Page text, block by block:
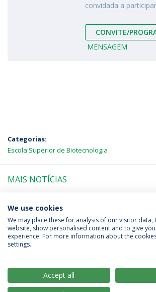
convidada a
CONVITE/
MENSAGEM
Categorias:
Escola Superior de Biotecnologia
MAIS NOTÍCIAS
PRÓXIMOS EVENTOS
Política de Privacidade
Termos &
We use cookies
We may place these for analysis of our visitor
website, show personalised content and to give
experience. For more information about the
settings.
Accept all